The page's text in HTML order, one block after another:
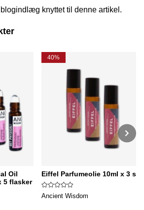
knyttet til denne artikel.
Oil
5 flasker
40%
Eiffel Parfumeolie 10ml x 3 stk
Ancient Wisdom